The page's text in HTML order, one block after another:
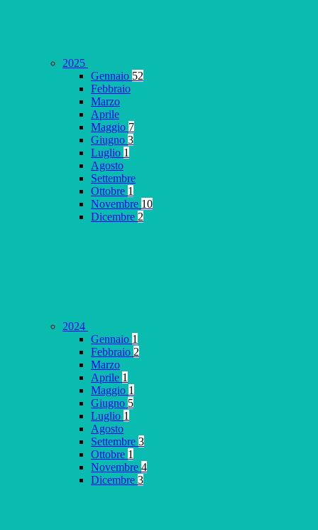
2025
Gennaio 52
Febbraio
Marzo
Aprile
Maggio 7
Giugno 3
Luglio 1
Agosto
Settembre
Ottobre 1
Novembre 10
Dicembre 2
2024
Gennaio 1
Febbraio 2
Marzo
Aprile 1
Maggio 1
Giugno 5
Luglio 1
Agosto
Settembre 3
Ottobre 1
Novembre 4
Dicembre 3